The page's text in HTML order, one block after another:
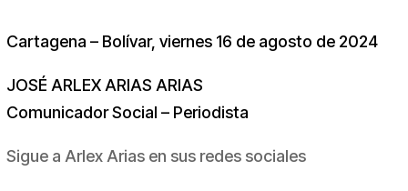
Cartagena – Bolívar, viernes 16 de agosto de 2024
JOSÉ ARLEX ARIAS ARIAS
Comunicador Social – Periodista
Sigue a Arlex Arias en sus redes sociales